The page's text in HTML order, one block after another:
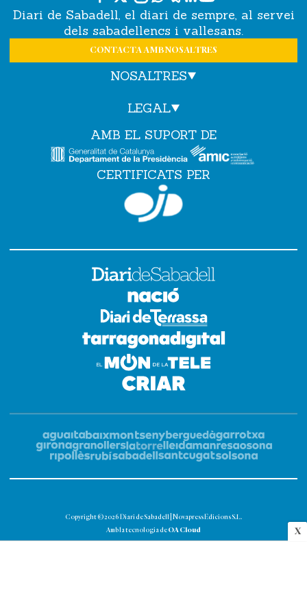
X
Diari de Sabadell, el diari de sempre, al servei
dels sabadellencs i vallesans.
CONTACTA AMB NOSALTRES
NOSALTRES
LEGAL
AMB EL SUPORT DE
CERTIFICATS PER
Copyright © 2026 Diari de Sabadell | Novapress Edicions S.L.
Amb la tecnologia de OA Cloud